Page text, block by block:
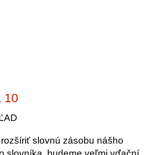
10
slovnú zásobu nášho